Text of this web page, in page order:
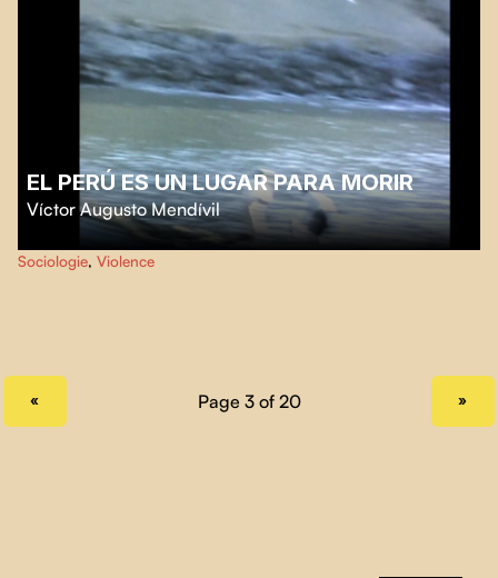
EL PERÚ ES UN LUGAR PARA MORIR
Víctor Augusto Mendívil
À partir d’images d’archives et d’une lettre adressée à son fils, entre
désenchantement, mémoire et fragile espoir, un cinéaste interroge le pays
Sociologie, Violence
« »